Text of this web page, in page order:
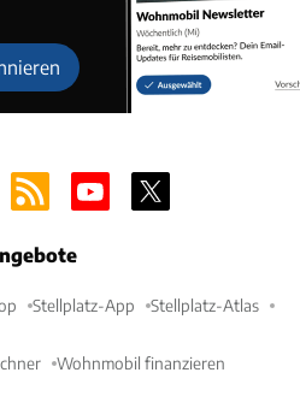
Stellplatz-App Stellplatz-Atlas
Wohnmobil finanzieren